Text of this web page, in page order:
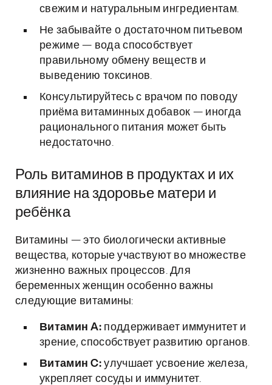
свежим и натуральным ингредиентам.
Не забывайте о достаточном питьевом
режиме — вода способствует
правильному обмену веществ и
выведению токсинов.
Консультируйтесь с врачом по поводу
приёма витаминных добавок — иногда
рационального питания может быть
недостаточно.
Роль витаминов в продуктах и их
влияние на здоровье матери и
ребёнка
Витамины — это биологически активные
вещества, которые участвуют во множестве
жизненно важных процессов. Для
беременных женщин особенно важны
следующие витамины:
Витамин A: поддерживает иммунитет и
зрение, способствует развитию органов.
Витамин C: улучшает усвоение железа,
укрепляет сосуды и иммунитет.